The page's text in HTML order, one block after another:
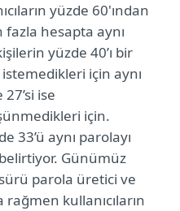
yüzde 60'ından
fazla hesapta aynı
yüzde 40’ı bir
için aynı
ise
için.
33’ü aynı parolayı
Günümüz
parola üretici ve
rağmen kullanıcıların